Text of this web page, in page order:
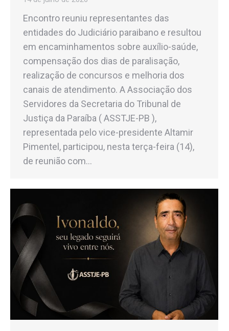
Encontro reuniu representantes das
entidades do Judiciário paraibano e resultou
em encaminhamentos sobre auxílio-saúde,
compensação dos dias de paralisação,
realização de concursos e melhoria dos
canais de atendimento. A Associação dos
Servidores da Secretaria do Tribunal de
Justiça da Paraíba ( ASSTJE-PB ),
representada pelo vice-presidente Altamir
Pimentel, participou, nesta terça-feira (14),
de reunião com…